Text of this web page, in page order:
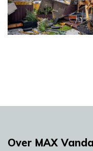
Over MAX